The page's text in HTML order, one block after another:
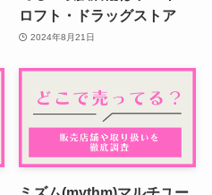
ロフト・ドラッグストア
2024年8月21日